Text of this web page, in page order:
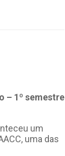
– 1º semestre
um
uma das